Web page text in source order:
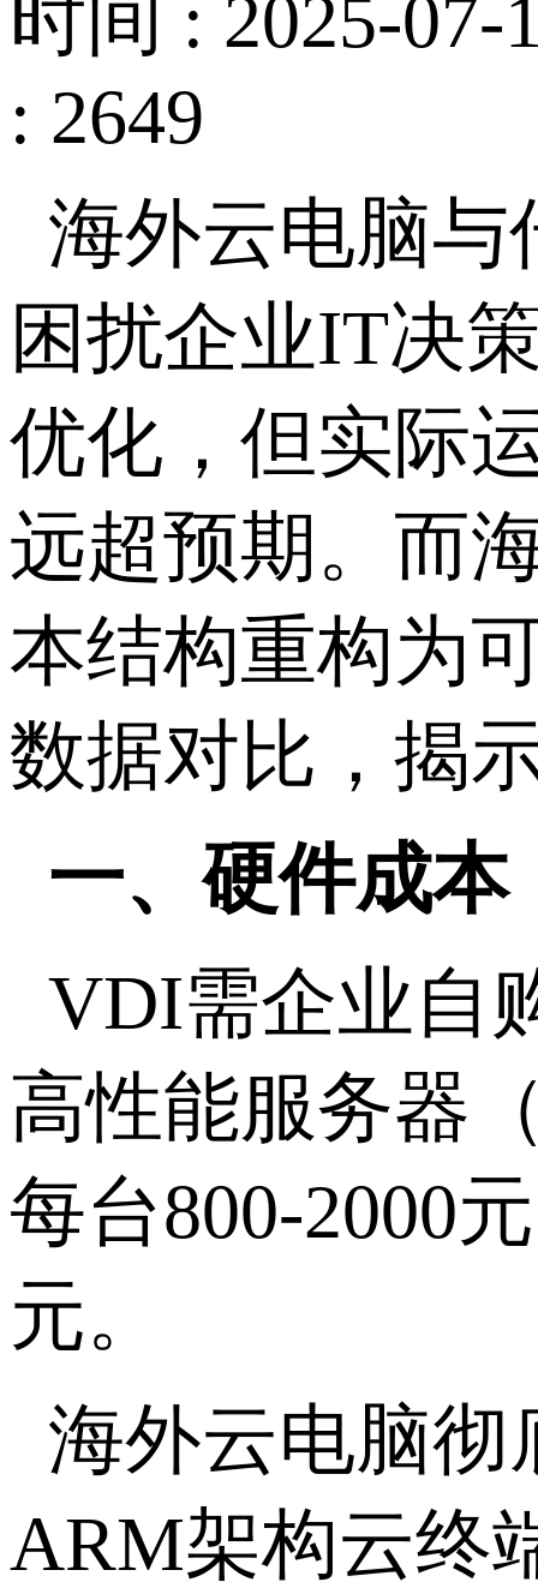
时间 : 2025-07-
: 2649
海外云电脑与
困扰企业IT决
优化，但实际
远超预期。而
本结构重构为
数据对比，揭
一、硬件成
VDI需企业自
高性能服务器
每台800-2000
元。
海外云电脑彻
ARM架构云终